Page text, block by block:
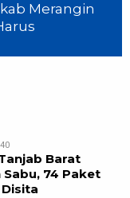
Merangin
Barat
74 Paket